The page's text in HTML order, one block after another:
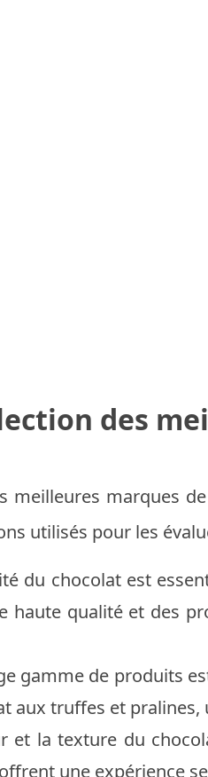
des
meilleures marques
utilisés pour les
du chocolat est
haute qualité et des
gamme de produits
aux truffes et
et la texture du
une expérience